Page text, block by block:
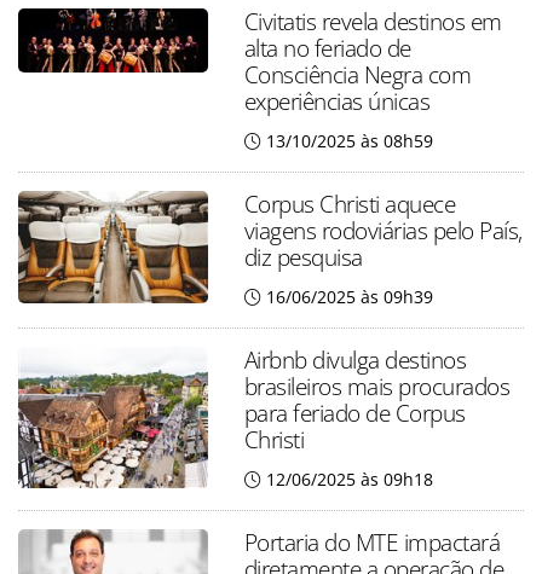
Civitatis revela destinos em
alta no feriado de
Consciência Negra com
experiências únicas
13/10/2025 às 08h59
Corpus Christi aquece
viagens rodoviárias pelo País,
diz pesquisa
16/06/2025 às 09h39
Airbnb divulga destinos
brasileiros mais procurados
para feriado de Corpus
Christi
12/06/2025 às 09h18
Portaria do MTE impactará